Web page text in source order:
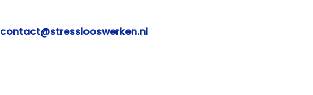
contact@stresslooswerken.nl